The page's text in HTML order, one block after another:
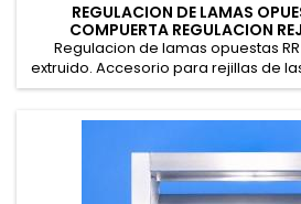
REGULACION DE LAMAS
COMPUERTA REGULACION
Regulacion de lamas opuestas
extruido. Accesorio para rejillas de las
MV y lineales. Apertura por